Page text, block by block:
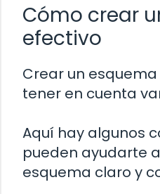
Cómo crear
efectivo
Crear un
tener en cuenta
Aquí hay algunos
pueden ayudarte
esquema claro y